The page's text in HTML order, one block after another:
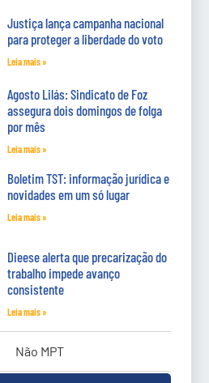
Justiça lança campanha nacional
para proteger a liberdade do voto
Leia mais »
Agosto Lilás: Sindicato de Foz
assegura dois domingos de folga
por mês
Leia mais »
Boletim TST: informação jurídica e
novidades em um só lugar
Leia mais »
Dieese alerta que precarização do
trabalho impede avanço
consistente
Leia mais »